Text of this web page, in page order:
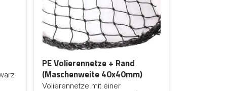
PE Volierennetze + Rand
(Maschenweite 40x40mm)
Volierennetze mit einer